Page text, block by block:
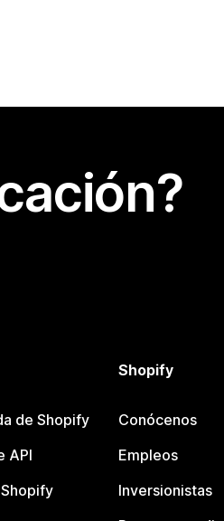
de Shopify
API
Shopify
Conócenos
Empleos
Inversionistas